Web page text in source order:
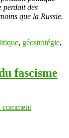
perdait des
que la Russie.
, géostratégie,
fascisme
comment